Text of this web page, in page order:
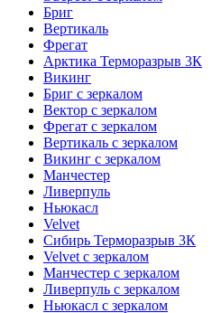
Бриг
Вертикаль
Фрегат
Арктика Терморазрыв 3К
Викинг
Бриг с зеркалом
Вектор с зеркалом
Фрегат с зеркалом
Вертикаль с зеркалом
Викинг с зеркалом
Манчестер
Ливерпуль
Ньюкасл
Velvet
Сибирь Терморазрыв 3К
Velvet с зеркалом
Манчестер с зеркалом
Ливерпуль с зеркалом
Ньюкасл с зеркалом